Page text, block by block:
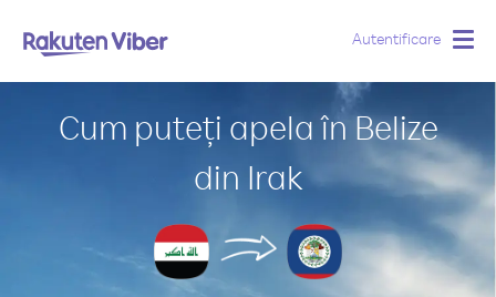
Autentificare
Cum puteți apela în Belize
din Irak